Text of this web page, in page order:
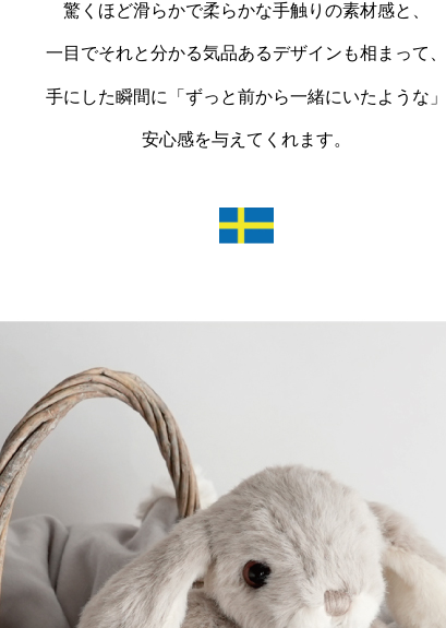
驚くほど滑らかで柔らかな手触りの素材感と、
一目でそれと分かる気品あるデザインも相まって、
手にした瞬間に「ずっと前から一緒にいたような」
安心感を与えてくれます。